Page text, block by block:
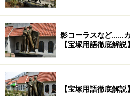
ミエール 宙組『異人たちのルネサ
9日(金)【月組】月城かなと MX
CAFE BREAK」
10日(土)【OG】真琴つばさ
学の道 in九州」
影コーラスなど……
【宝塚用語徹底解説】
【宝塚用語徹底解